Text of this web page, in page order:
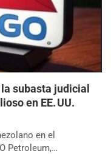
subasta judicial
en EE. UU.
en el
Petroleum,…